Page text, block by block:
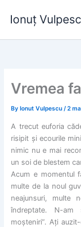
Ionuț
Vremea
By Ionut Vulpescu/2
A trecut euforia
risipit şi ecourile
nimic nu e mai
un soi de blestem
Acum e momentul
multe de la noul
neajunsuri, multe
îndreptate. N-am
moşteniri”. Aţi